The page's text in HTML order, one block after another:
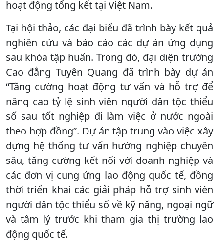
hoạt động tổng kết tại Việt Nam.
Tại hội thảo, các đại biểu đã trình bày kết quả
nghiên cứu và báo cáo các dự án ứng dụng
sau khóa tập huấn. Trong đó, đại diện trường
Cao đẳng Tuyên Quang đã trình bày dự án
“Tăng cường hoạt động tư vấn và hỗ trợ để
nâng cao tỷ lệ sinh viên người dân tộc thiểu
số sau tốt nghiệp đi làm việc ở nước ngoài
theo hợp đồng”. Dự án tập trung vào việc xây
dựng hệ thống tư vấn hướng nghiệp chuyên
sâu, tăng cường kết nối với doanh nghiệp và
các đơn vị cung ứng lao động quốc tế, đồng
thời triển khai các giải pháp hỗ trợ sinh viên
người dân tộc thiểu số về kỹ năng, ngoại ngữ
và tâm lý trước khi tham gia thị trường lao
động quốc tế.